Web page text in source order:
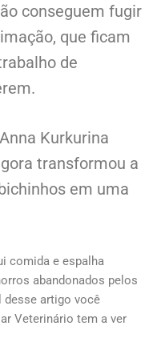
conseguem fugir
que ficam
de
Kurkurina
transformou a
em uma
comida e espalha
abandonados pelos
artigo você
Veterinário tem a ver